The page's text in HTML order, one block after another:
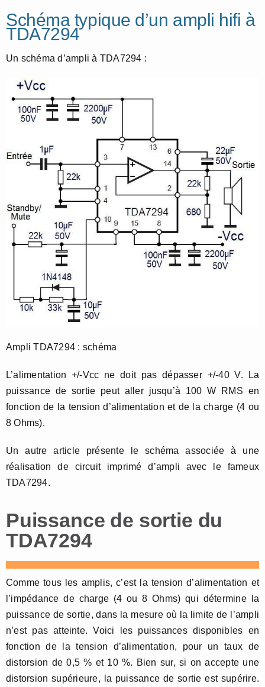
Schéma typique d’un ampli hifi à
TDA7294
Un schéma d’ampli à TDA7294 :
Ampli TDA7294 : schéma
L’alimentation +/-Vcc ne doit pas dépasser +/-40 V. La
puissance de sortie peut aller jusqu’à 100 W RMS en
fonction de la tension d’alimentation et de la charge (4 ou
8 Ohms).
Un autre article présente le schéma associée à une
réalisation de circuit imprimé d’ampli avec le fameux
TDA7294.
Puissance de sortie du
TDA7294
Comme tous les amplis, c’est la tension d’alimentation et
l’impédance de charge (4 ou 8 Ohms) qui détermine la
puissance de sortie, dans la mesure où la limite de l’ampli
n’est pas atteinte. Voici les puissances disponibles en
fonction de la tension d’alimentation, pour un taux de
distorsion de 0,5 % et 10 %. Bien sur, si on accepte une
distorsion supérieure, la puissance de sortie est supérire.